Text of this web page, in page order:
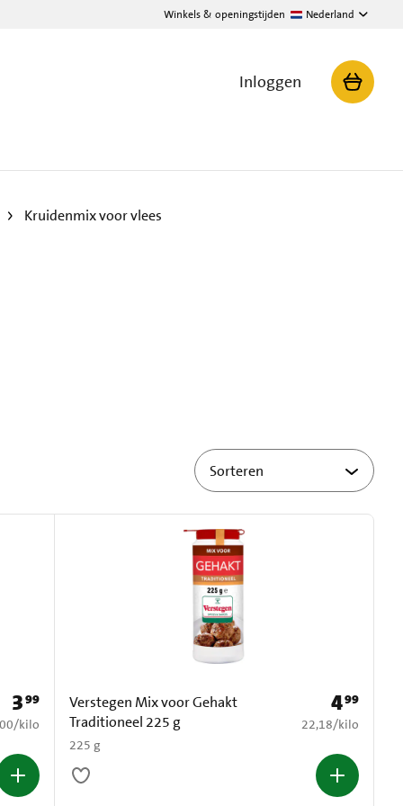
Winkels & openingstijden Nederland
Inloggen
Kruidenmix voor vlees
Prijs: € 3,99
399
per kilo
/kilo
Verstegen Mix voor Gehakt
Traditioneel 225 g
225 g
Prijs: € 4,99
499
€ 22,18 per kilo
22,18/kilo